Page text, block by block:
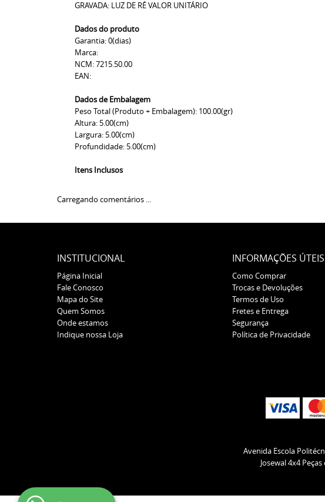
GRAVADA: LUZ DE RÉ VALOR UNITÁRIO
Dados do produto
Garantia: 0(dias)
Marca:
NCM: 7215.50.00
EAN:
Dados de Embalagem
Peso Total (Produto + Embalagem): 100.00(gr)
Altura: 5.00(cm)
Largura: 5.00(cm)
Profundidade: 5.00(cm)
Itens Inclusos
Carregando comentários ...
INSTITUCIONAL
Página Inicial
Fale Conosco
Mapa do Site
Quem Somos
Onde estamos
Indique nossa Loja
INFORMAÇÕES ÚTEIS
Como Comprar
Trocas e Devoluções
Termos de Uso
Fretes e Entrega
Segurança
Política de Privacidade
Avenida Escola
Josewal 4x4